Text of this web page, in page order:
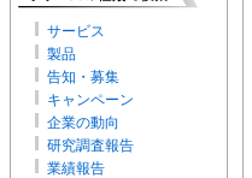
サービス
製品
告知・募集
キャンペーン
企業の動向
研究調査報告
業績報告